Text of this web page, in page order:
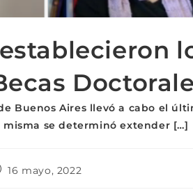
Buenos Aires llevó a cabo el
se determinó extender […]
16 mayo, 2022